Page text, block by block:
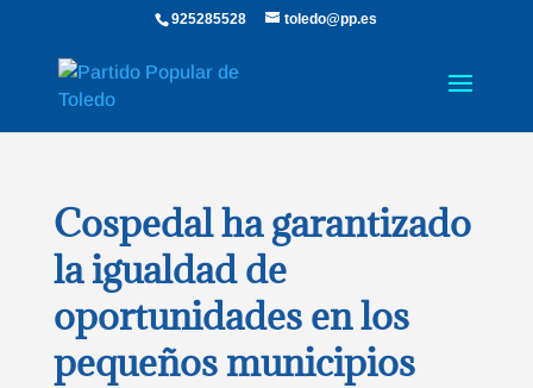
925285528 toledo@pp.es
Cospedal ha garantizado
la igualdad de
oportunidades en los
pequeños municipios